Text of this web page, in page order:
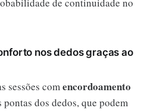
de continuidade no
nos dedos graças ao
sessões comencordoamento
dos dedos, que podem